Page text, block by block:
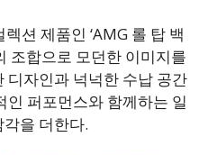
션 제품인 ‘AMG 롤 탑 백
조합으로 모던한 이미지를
디자인과 넉넉한 수납 공간
인 퍼포먼스와 함께하는 일
을 더한다.